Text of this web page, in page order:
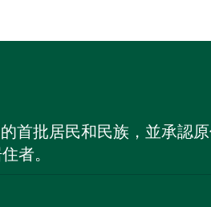
首批居民和民族，並承認
者。